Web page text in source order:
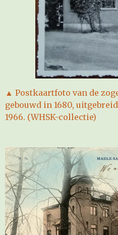
▲ Postkaartfoto van de
gebouwd in 1680,
1966. (WHSK-collectie)